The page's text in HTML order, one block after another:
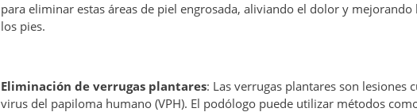
para eliminar estas áreas de piel engrosada, aliviando el dolor y mejorando
los pies.
Eliminación de verrugas plantares: Las verrugas plantares son lesiones
virus del papiloma humano (VPH). El podólogo puede utilizar métodos